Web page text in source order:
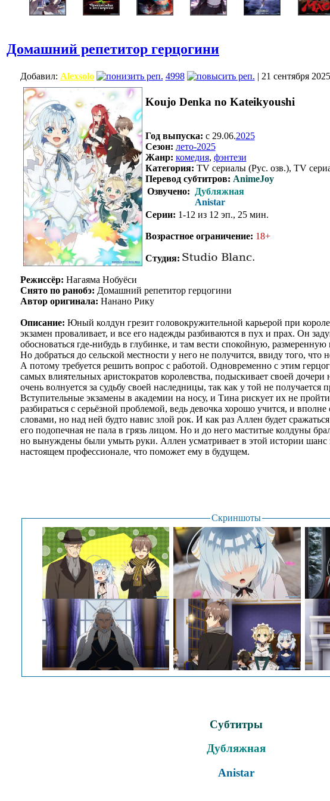
Домашний репетитор герцогини
Добавил: Alexsolo 4998 | 21 сентября
Koujo Denka no Kateikyoushi
Год выпуска: c 29.06.2025
Сезон: лето-2025
Жанр: комедия, фэнтези
Категория: TV сериалы (Рус. озв.), TV
Перевод субтитров: AnimeJoy
Озвучено:
Дубляжная
Anistar
Серии: 1-12 из 12 эп., 25 мин.
Возрастное ограничение: 18+
Студия:
Режиссёр: Нагаяма Нобуёси
Снято по ранобэ: Домашний репетитор герцогини
Автор оригинала: Нанано Рику
Описание: Юный колдун грезит головокружительной карьерой при
экзамен проваливает, и все его надежды разбиваются в пух и прах. Он
обосноваться где-нибудь в глубинке, и там вести спокойную,
Но добраться до сельской местности у него не получится, ввиду того, что
А потому требуется решить вопрос с работой. Одновременно с этим
самых влиятельных аристократов королевства, подыскивает своей
очень волнуется за судьбу своей наследницы, так как у той не получается
Вступительные экзамены в академии на носу, и Тина рискует их не
разбираться с серьёзной проблемой, ведь девочка хорошо учится, и вполне
словами, но над ней будто навис злой рок. И как раз Аллен будет
его подопечная не пала в грязь лицом. Но и до него маститые колдуны
но вынуждены были умыть руки. Аллен усматривает в этой истории шанс
настоящем профессионале, что поможет ему в будущем.
Скриншоты
Субтитры
Дубляжная
Anistar